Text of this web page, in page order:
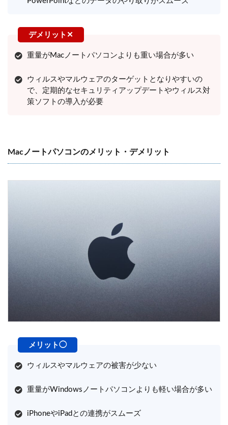
重量がMacノートパソコンよりも重い場合が多い
ウィルスやマルウェアのターゲットとなりやすいの
で、定期的なセキュリティアップデートやウィルス対
策ソフトの導入が必要
Macノートパソコンのメリット・デメリット
ウィルスやマルウェアの被害が少ない
重量がWindowsノートパソコンよりも軽い場合が多い
iPhoneやiPadとの連携がスムーズ